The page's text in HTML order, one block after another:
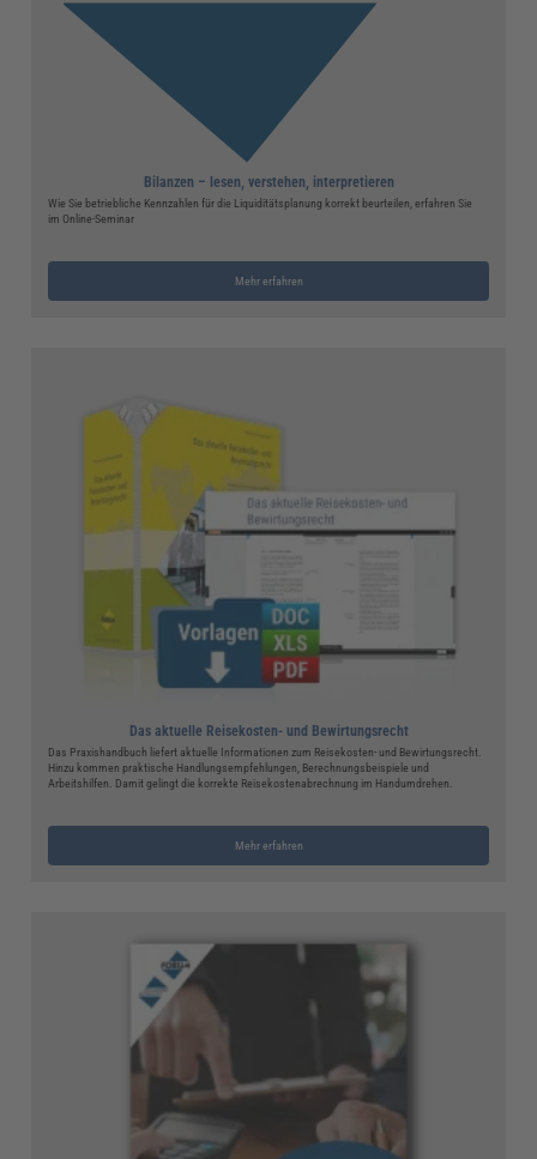
Bilanzen – lesen, verstehen, interpretieren
Wie Sie betriebliche Kennzahlen für die Liquiditätsplanung korrekt beurteilen, erfahren Sie
im Online-Seminar
Mehr erfahren
Das aktuelle Reisekosten- und Bewirtungsrecht
Das Praxishandbuch liefert aktuelle Informationen zum Reisekosten- und Bewirtungsrecht.
Hinzu kommen praktische Handlungsempfehlungen, Berechnungsbeispiele und
Arbeitshilfen. Damit gelingt die korrekte Reisekostenabrechnung im Handumdrehen.
Mehr erfahren